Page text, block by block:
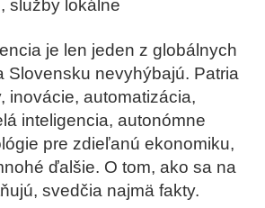
služby lokálne
je len jeden z globálnych
Slovensku nevyhýbajú. Patria
inovácie, automatizácia,
inteligencia, autonómne
pre zdieľanú ekonomiku,
ďalšie. O tom, ako sa na
svedčia najmä fakty.